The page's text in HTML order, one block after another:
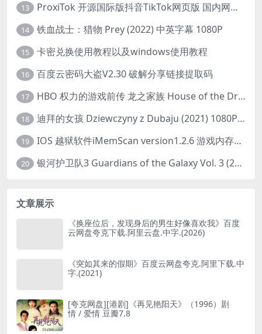
13 ProxiTok 开源国际版抖音TikTok网页版 国内网络直连
14 铁血战士：猎物 Prey (2022) 中英字幕 1080P
15 卡密兑换使用教程以及windows使用教程
16 百度云密码大盗V2.30 破解分享链接提取码
17 HBO 权力的游戏前传 龙之家族 House of the Dragon (2022) 中字 1080P 更新4集
18 迪拜的女孩 Dziewczyny z Dubaju (2021) 1080P 中字
19 IOS 越狱软件iMemScan version1.2.6 游戏内存修改器
20 银河护卫队3 Guardians of the Galaxy Vol. 3 (2023)4K高清资源1080p只分享精品
文章展示
《换座位后，发现身后的男生好像喜欢我》百度
云网盘夸克下载.阿里云盘.中字.(2026)
《突如其来的假期》百度云网盘夸克.阿里下载.中
字.(2021)
[夸克网盘][港剧]《再见艳阳天》（1996）剧
情 / 爱情 豆瓣7.8